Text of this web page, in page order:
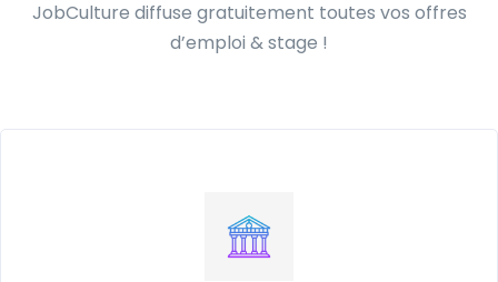
JobCulture diffuse gratuitement toutes vos offres
d’emploi & stage !